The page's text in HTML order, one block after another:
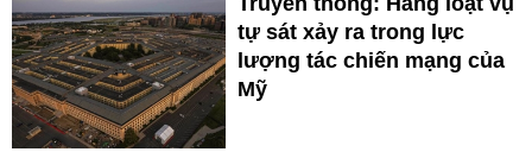
tự sát xảy ra trong lực
lượng tác chiến mạng của
Mỹ